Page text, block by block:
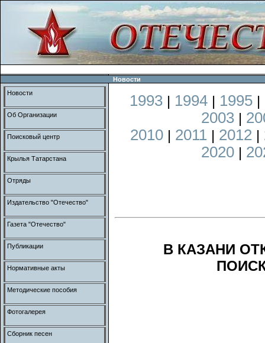
Новости
1993 | 1994 | 1995 |
2003 |
2010 | 2011 | 2012 |
2020 |
В КАЗАНИ
Новости
Об Организации
Поисковый центр
Крылья Татарстана
Отряды
Издательство "Отечество"
Газета "Отечество"
Публикации
Нормативные акты
Методические пособия
Фотогалерея
Сборник песен